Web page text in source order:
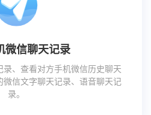
微信聊天记录
、查看对方手机微信历史聊天
信文字聊天记录、语音聊天记
录。